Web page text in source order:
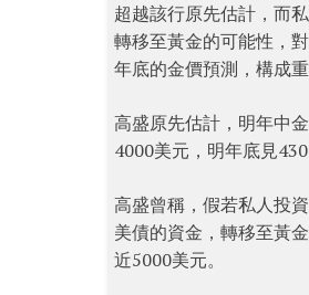
超越該行原先估計，而
轉移至黃金的可能性，
年底的金價預測，構成重
高盛原先估計，明年中
4000美元，明年底見
高盛曾稱，假若私人投
美債的資金，轉移至黃
近5000美元。